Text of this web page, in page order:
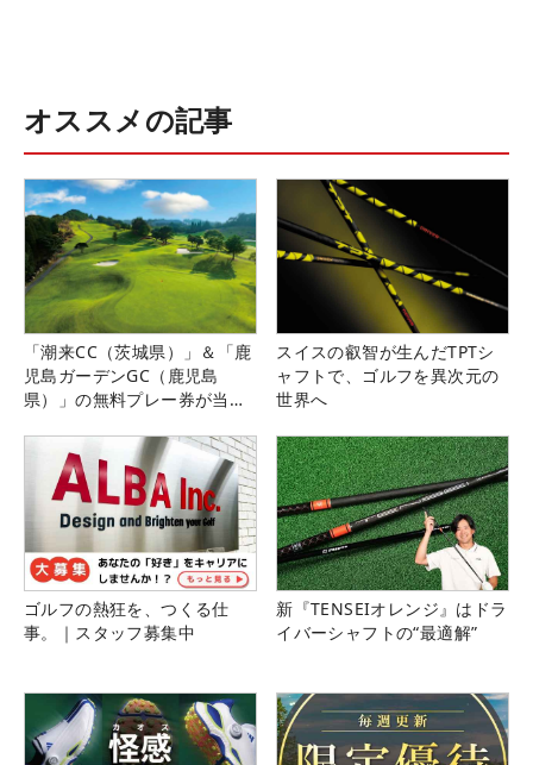
オススメの記事
「潮来CC（茨城県）」＆「鹿
児島ガーデンGC（鹿児島
県）」の無料プレー券が当た
スイスの叡智が生んだTPTシ
ャフトで、ゴルフを異次元の
世界へ
ゴルフの熱狂を、つくる仕
事。｜スタッフ募集中
新『TENSEIオレンジ』はドラ
イバーシャフトの“最適解”